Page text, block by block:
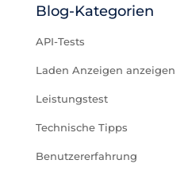
Blog-Kategorien
API-Tests
Laden Anzeigen anzeigen
Leistungstest
Technische Tipps
Benutzererfahrung